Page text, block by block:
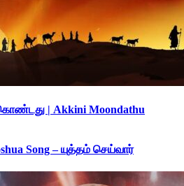
| Akkini Moondathu
Song – யுத்தம் செய்வார்